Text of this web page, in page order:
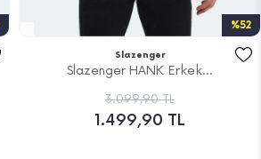
%52
Slazenger
Slazenger HANK Erkek...
3.099,90 TL
1.499,90 TL